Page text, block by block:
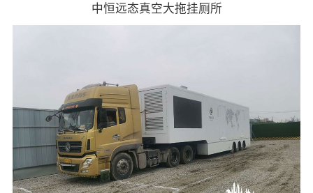
中恒远态真空大拖挂厕所